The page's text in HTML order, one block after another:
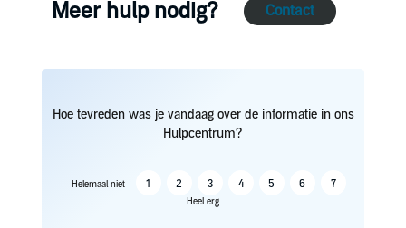
Meer hulp nodig? Contact
Hoe tevreden was je vandaag over de informatie in ons
Hulpcentrum?
Helemaal niet 1 2 3 4 5 6 7
Heel erg